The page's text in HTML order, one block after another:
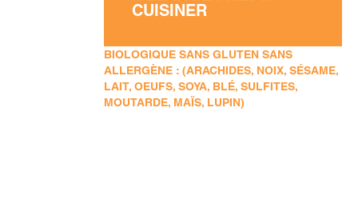
CUISINER
BIOLOGIQUE SANS GLUTEN SANS
ALLERGÈNE : (ARACHIDES, NOIX, SÉSAME,
LAIT, OEUFS, SOYA, BLÉ, SULFITES,
MOUTARDE, MAÏS, LUPIN)